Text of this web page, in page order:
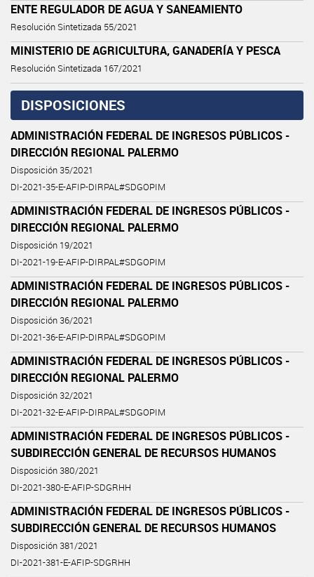
ENTE REGULADOR DE AGUA Y SANEAMIENTO
Resolución Sintetizada 55/2021
MINISTERIO DE AGRICULTURA, GANADERÍA Y PESCA
Resolución Sintetizada 167/2021
DISPOSICIONES
ADMINISTRACIÓN FEDERAL DE INGRESOS PÚBLICOS -
DIRECCIÓN REGIONAL PALERMO
Disposición 35/2021
DI-2021-35-E-AFIP-DIRPAL#SDGOPIM
ADMINISTRACIÓN FEDERAL DE INGRESOS PÚBLICOS -
DIRECCIÓN REGIONAL PALERMO
Disposición 19/2021
DI-2021-19-E-AFIP-DIRPAL#SDGOPIM
ADMINISTRACIÓN FEDERAL DE INGRESOS PÚBLICOS -
DIRECCIÓN REGIONAL PALERMO
Disposición 36/2021
DI-2021-36-E-AFIP-DIRPAL#SDGOPIM
ADMINISTRACIÓN FEDERAL DE INGRESOS PÚBLICOS -
DIRECCIÓN REGIONAL PALERMO
Disposición 32/2021
DI-2021-32-E-AFIP-DIRPAL#SDGOPIM
ADMINISTRACIÓN FEDERAL DE INGRESOS PÚBLICOS -
SUBDIRECCIÓN GENERAL DE RECURSOS HUMANOS
Disposición 380/2021
DI-2021-380-E-AFIP-SDGRHH
ADMINISTRACIÓN FEDERAL DE INGRESOS PÚBLICOS -
SUBDIRECCIÓN GENERAL DE RECURSOS HUMANOS
Disposición 381/2021
DI-2021-381-E-AFIP-SDGRHH